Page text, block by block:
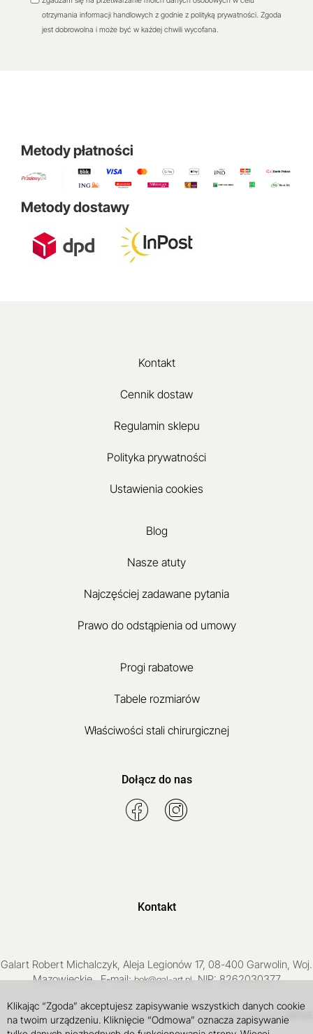
otrzymania informacji handlowych z godnie z polityką prywatności. Zgoda
jest dobrowolna i może być w każdej chwili wycofana.
Metody płatności
Metody dostawy
Kontakt
Cennik dostaw
Regulamin sklepu
Polityka prywatności
Ustawienia cookies
Blog
Nasze atuty
Najczęściej zadawane pytania
Prawo do odstąpienia od umowy
Progi rabatowe
Tabele rozmiarów
Właściwości stali chirurgicznej
Dołącz do nas
Kontakt
Galart Robert Michalczyk, Aleja Legionów 17, 08-400 Garwolin, Woj.
Mazowieckie,, E-mail:bok@gal-art.pl, NIP: 8262030377
Sklep internetowy SOTE projekt i wdrożenie
Klikając “Zgoda” akceptujesz zapisywanie wszystkich danych cookie
na twoim urządzeniu. Kliknięcie “Odmowa” oznacza zapisywanie